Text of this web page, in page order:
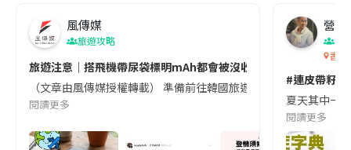
風傳媒
旅遊攻略
旅遊注意｜搭飛機帶尿袋標明mAh都會被沒收😱出發前切記檢查
（文章由風傳媒授權轉載） 準備前往韓國旅遊的民眾，近期要
閱讀更多
營養
香港
#連皮帶籽
夏天其中一
閱讀更多